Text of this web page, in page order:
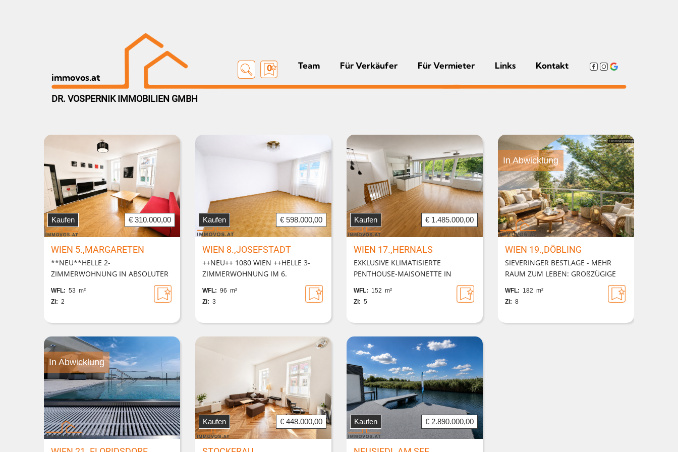
immovos.at
0 Team Für Verkäufer Für Vermieter Links Kontakt
DR. VOSPERNIK IMMOBILIEN GMBH
Kaufen € 310.000,00
WIEN 5.,MARGARETEN
**NEU**HELLE 2-
ZIMMERWOHNUNG IN ABSOLUTER
WFL: 53 m²
Zi: 2
Kaufen € 598.000,00
WIEN 8.,JOSEFSTADT
++NEU++ 1080 WIEN ++HELLE 3-
ZIMMERWOHNUNG IM 6.
WFL: 96 m²
Zi: 3
Kaufen € 1.485.000,00
WIEN 17.,HERNALS
EXKLUSIVE KLIMATISIERTE
PENTHOUSE-MAISONETTE IN
FREIFLÄCHEN | WALDRANDLAGE
WFL: 152 m²
Zi: 5
In Abwicklung
WIEN 19.,DÖBLING
SIEVERINGER BESTLAGE - MEHR
RAUM ZUM LEBEN: GROßZÜGIGE
GARAGENPLÄTZEN
WFL: 182 m²
Zi: 8
In Abwicklung
Kaufen € 448.000,00 Kaufen € 2.890.000,00